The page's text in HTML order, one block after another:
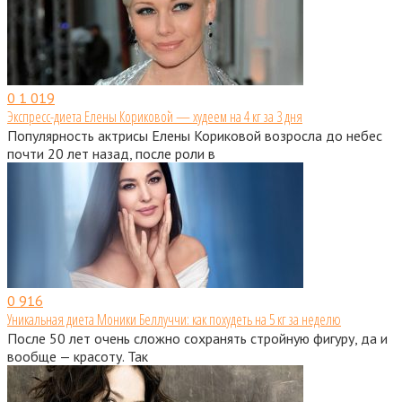
0 1 019
Экспресс-диета Елены Кориковой — худеем на 4 кг за 3 дня
Популярность актрисы Елены Кориковой возросла до небес
почти 20 лет назад, после роли в
0 916
Уникальная диета Моники Беллуччи: как похудеть на 5 кг за неделю
После 50 лет очень сложно сохранять стройную фигуру, да и
вообще — красоту. Так